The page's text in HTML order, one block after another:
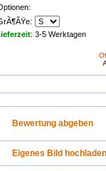
: 3-5 Werktagen
Bewertung abgeben
Eigenes Bild hochladen